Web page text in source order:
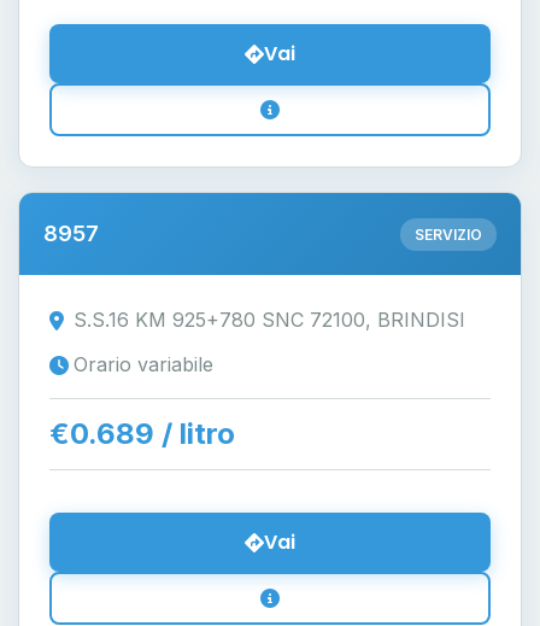
Vai
8957 SERVIZIO
S.S.16 KM 925+780 SNC 72100, BRINDISI
Orario variabile
€0.689 / litro
Vai